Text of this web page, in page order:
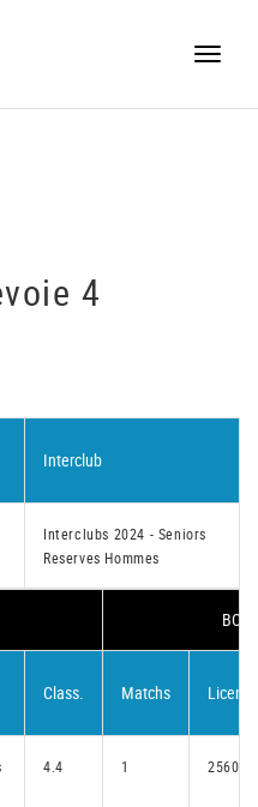
Toggle
4
Interclub
Interclubs 2024 - Seniors
Reserves Hommes
Class. Matchs Licence
4.4 1 25605